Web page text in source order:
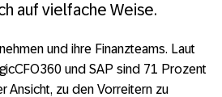
auf vielfache Weise.
und ihre Finanzteams. Laut
und SAP sind 71 Prozent
Ansicht, zu den Vorreitern zu